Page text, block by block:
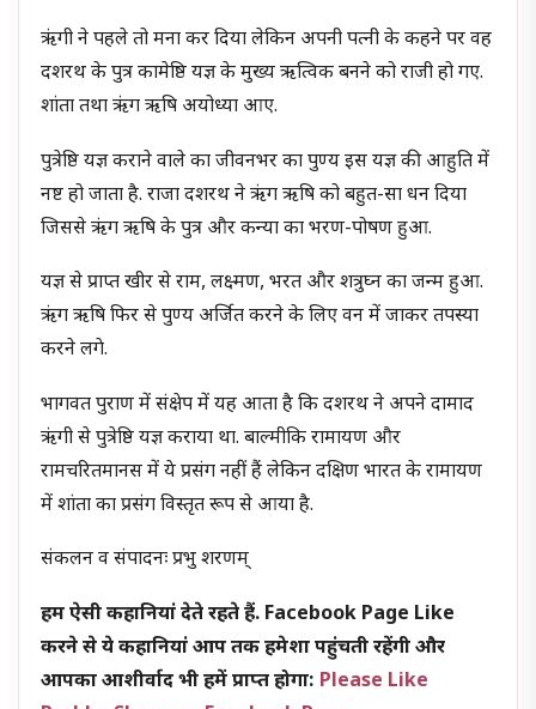
ऋंगी ने पहले तो मना कर दिया लेकिन अपनी पत्नी के कहने पर वह
दशरथ के पुत्र कामेष्ठि यज्ञ के मुख्य ऋत्विक बनने को राजी हो गए.
शांता तथा ऋंग ऋषि अयोध्या आए.
पुत्रेष्ठि यज्ञ कराने वाले का जीवनभर का पुण्य इस यज्ञ की आहुति में
नष्ट हो जाता है. राजा दशरथ ने ऋंग ऋषि को बहुत-सा धन दिया
जिससे ऋंग ऋषि के पुत्र और कन्या का भरण-पोषण हुआ.
यज्ञ से प्राप्त खीर से राम, लक्ष्मण, भरत और शत्रुघ्न का जन्म हुआ.
ऋंग ऋषि फिर से पुण्य अर्जित करने के लिए वन में जाकर तपस्या
करने लगे.
भागवत पुराण में संक्षेप में यह आता है कि दशरथ ने अपने दामाद
ऋंगी से पुत्रेष्ठि यज्ञ कराया था. बाल्मीकि रामायण और
रामचरितमानस में ये प्रसंग नहीं हैं लेकिन दक्षिण भारत के रामायण
में शांता का प्रसंग विस्तृत रूप से आया है.
संकलन व संपादनः प्रभु शरणम्
हम ऐसी कहानियां देते रहते हैं. Facebook Page Like
करने से ये कहानियां आप तक हमेशा पहुंचती रहेंगी और
आपका आशीर्वाद भी हमें प्राप्त होगा: Please Like